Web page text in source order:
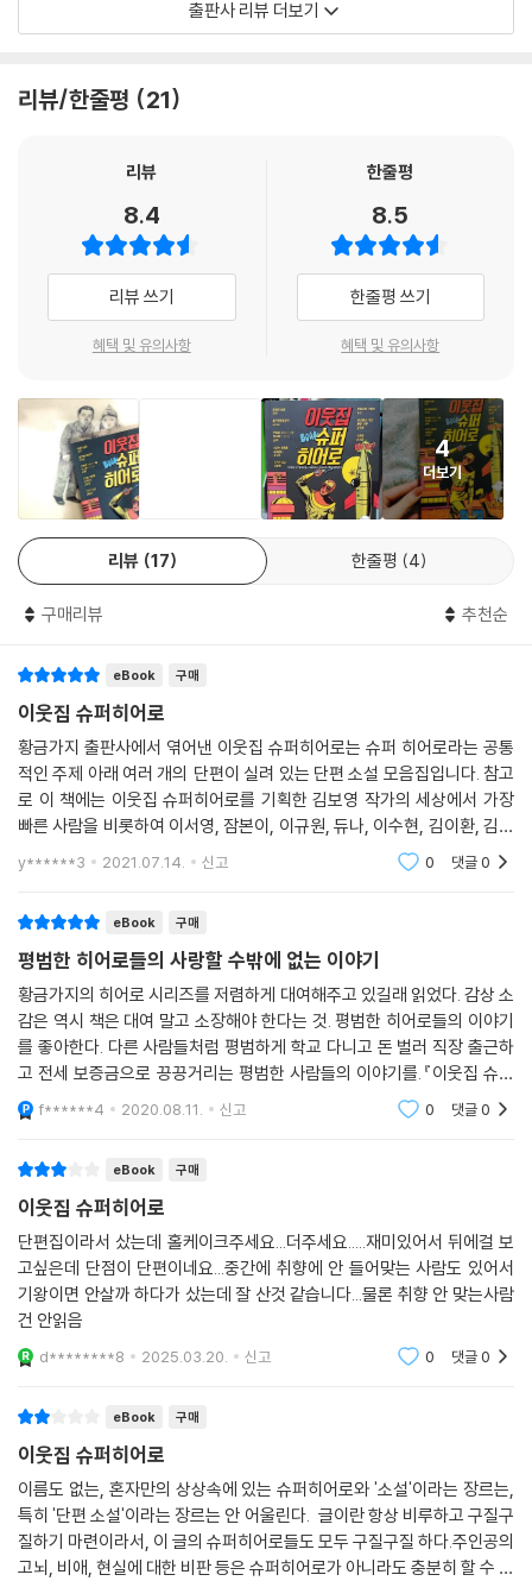
화관에서 보며 히어로물에 입문. 히어로의 매력은 범인보다 오히려 소박
한다. 무협 『홍엽만리』, 『대사형』 등 다수, 판타지 로맨스 『가스라기』 등을
영화배우 김꽃비의 팬. 재밌게 본 슈퍼히어로 작품으로는 「시민쾌걸」과
「오르가즈모」가 있다. SF단편집 『대통령 항문에 사보타지』와 SF장편 『무
안만용 가르바니온』을 출간했다.
김이환
『절망의 구』, 『오픈』, 『디저트 월드』 등 11편의 장편 소설을 발표했다. 제2
회 젊은 작가상 우수상, 제1회 멀티문학상을 수상했다. 「다크 나이트」 등의
영화를 지켜보면서 슈퍼히어로물을 한국을 배경으로 재해석하는 방법을
고민했고, 이번 수록작은 5년간의 고민 끝에 내놓은 첫 번째 결과물이다.
듀나
전편을 리뷰했고 「버피」는 팬픽도 몇 편 썼다가 나중에 조각 내 재활용했
『면세구역』, 『태평양횡단특급』, 『대리전』 등이 있으며, 수퍼히어로 테마를
다룬 책으로는 『아직은 신이 아니야』가 있다.
좌백
『대도오』로 시작해 무협소설을 주로 쓰고 있다. 팀 버튼의 배트맨을 좋아
한다. 히어로물 중에서도 배트맨의 캐릭터와 이야기 구조는 무협적이라고
생각해 왔는데, 실제로 써보니 정말 그랬다. 지나치게 무협배경과 잘 어울
야기의 매력은 배경이 바뀌어도 변하지 않는다.
김수륜
경영정보학을 전공했으며 게임시나리오와 소설을 쓴다. 환상문학웹진 거
울, 공동창작 프로젝트 ILN의 필진이다. 브루스팀의 배트맨 시리즈로 슈퍼
히어로의 매력을 깨달았다. 가장 사랑하는 슈퍼히어로는 역시 배트맨. 히
어로는 스스로 탄생하지만 빌런이 정의한다고 생각한다.
소설가, 번역가. 쭉 소설 번역을 하다가 『샌드맨』에 낚여서 그래픽노블 번
역에도 발을 들였다. 어려서 애니메이션을 보고부터 엑스맨을 좋아했고,
일에서는 샌드맨이나 페이블즈, 젠틀맨리그같이 전형에서 벗어난 히어로
작품에 더 끌렸다. 초능력이 있어도, 신화적인 존재여도 변함없이 약하고
못나고 힘들어하며 싸우는 이들에게 마음이 간다.
환상소설이나 운동권 소설, 혹은 환상적 운동권 소설을 쓴다.지키기 위해
보다 할리 퀸. 단편집 『악어의 맛』이 있다.
출판사 리뷰 더보기
리뷰/한줄평 21
리뷰
8.4
리뷰 쓰기
혜택 및 유의사항
한줄평
8.5
한줄평 쓰기
혜택 및 유의사항
4
더보기
리뷰 17 한줄평 4
구매리뷰 추천순
eBook 구매
이웃집 슈퍼히어로
황금가지 출판사에서 엮어낸 이웃집 슈퍼히어로는 슈퍼 히어로라는 공통
적인 주제 아래 여러 개의 단편이 실려 있는 단편 소설 모음집입니다. 참고
로 이 책에는 이웃집 슈퍼히어로를 기획한 김보영 작가의 세상에서 가장
빠른 사람을 비롯하여 이서영, 잠본이, 이규원, 듀나, 이수현, 김이환, 김수
륜, 좌백, 진산 그리고 dcdc 작가에 이르기까지 총 열한 분의 작가들이 각
자가 생각하는
y******3 2021.07.14. 신고 0 댓글0
eBook 구매
평범한 히어로들의 사랑할 수밖에 없는 이야기
황금가지의 히어로 시리즈를 저렴하게 대여해주고 있길래 읽었다. 감상 소
감은 역시 책은 대여 말고 소장해야 한다는 것. 평범한 히어로들의 이야기
를 좋아한다. 다른 사람들처럼 평범하게 학교 다니고 돈 벌러 직장 출근하
고 전세 보증금으로 끙끙거리는 평범한 사람들의 이야기를.『이웃집 슈퍼
히어로』가 먼저, 『근방에 히어로가 너무 많사오니』가 그 다음으로 나온 책
이지만 난 두
f******4 2020.08.11. 신고 0 댓글0
eBook 구매
이웃집 슈퍼히어로
단편집이라서 샀는데 홀케이크주세요...더주세요.....재미있어서 뒤에걸 보
고싶은데 단점이 단편이네요...중간에 취향에 안 들어맞는 사람도 있어서
기왕이면 안살까 하다가 샀는데 잘 산것 같습니다...물론 취향 안 맞는사람
건 안읽음
d********8 2025.03.20. 신고 0 댓글0
eBook 구매
이웃집 슈퍼히어로
이름도 없는, 혼자만의 상상속에 있는 슈퍼히어로와 '소설'이라는 장르는,
특히 '단편 소설'이라는 장르는 안 어울린다. 글이란 항상 비루하고 구질구
질하기 마련이라서, 이 글의 슈퍼히어로들도 모두 구질구질 하다.주인공의
고뇌, 비애, 현실에 대한 비판 등은 슈퍼히어로가 아니라도 충분히 할 수 있